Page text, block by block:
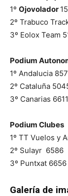
1º Ojovolador
2º Trabuco
3º Eolox Team
Podium
1º Andalucia 857
2º Cataluña
3º Canarias 6611
Podium Clubes
1º TT Vuelos y
2º Sulayr 6586
3º Puntxat 6656
Galería de